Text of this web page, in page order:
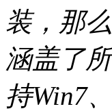
装，那
涵盖了
持Win7